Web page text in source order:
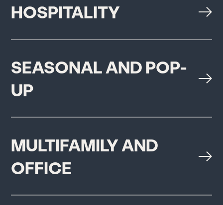
HOSPITALITY
SEASONAL AND POP-
UP
MULTIFAMILY AND
OFFICE